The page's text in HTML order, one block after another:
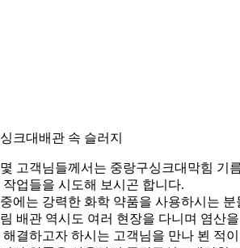
크대배관 속 슬러지
고객님들께서는 중랑구싱크대막힘 기
작업들을 시도해 보시곤 합니다.
에는 강력한 화학 약품을 사용하시는
배관 역시도 여러 현장을 다니며 염산
해결하고자 하시는 고객님을 만나 뵌 적